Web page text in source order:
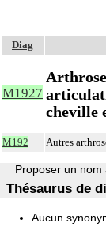
Diag
M1927
cheville
M192 Autres
Proposer un
Thésaurus de
Aucun